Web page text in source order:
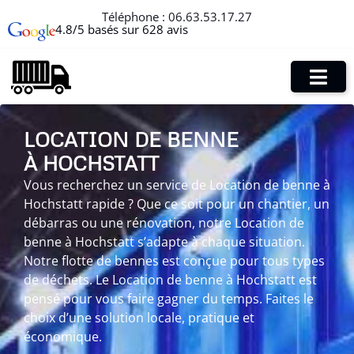
Téléphone : 06.63.53.17.27
4.8/5 basés sur 628 avis
LOCATION DE BENNE
À HOCHSTATT
Vous recherchez un service de Location de benne à
Hochstatt rapide ? Que ce soit pour un chantier, un
débarras ou une rénovation, notre Location de
benne à Hochstatt s’adapte à chaque situation.
Notre flotte de bennes est conçue pour tous types
de déchets. Le Location de benne à Hochstatt est
pensé pour vous faire gagner du temps. Faites le
choix d’une solution locale, pratique et
économique.